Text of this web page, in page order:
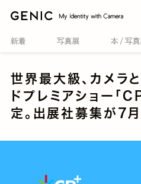
世界最大級、カメラ
ドプレミアショー「
定。出展社募集が7